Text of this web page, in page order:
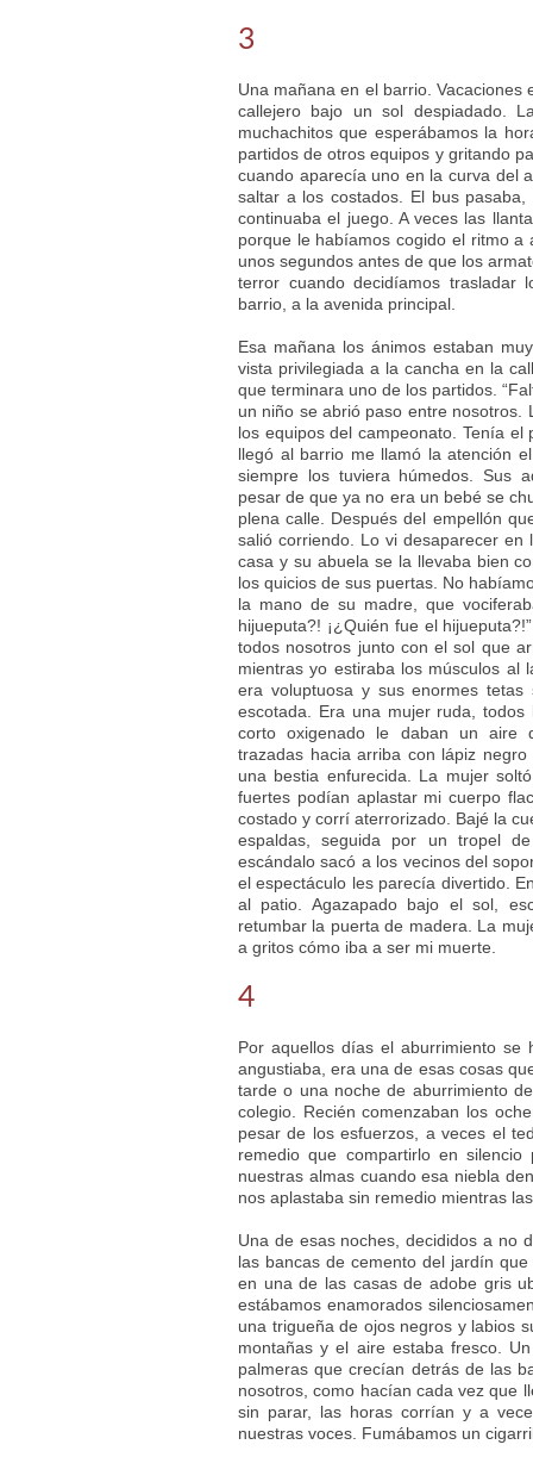
3
Una mañana en el barrio.
callejero bajo un sol despiadado.
muchachitos que esperábamos la
partidos de otros equipos y gritando
cuando aparecía uno en la curva del
saltar a los costados. El bus
continuaba el juego. A veces las
porque le habíamos cogido el ritmo
unos segundos antes de que los
terror cuando decidíamos trasladar
barrio, a la avenida principal.
Esa mañana los ánimos estaban
vista privilegiada a la cancha en la
que terminara uno de los partidos.
un niño se abrió paso entre
los equipos del campeonato. Tenía
llegó al barrio me llamó la atención
siempre los tuviera húmedos. Sus
pesar de que ya no era un bebé se
plena calle. Después del empellón
salió corriendo. Lo vi desaparecer
casa y su abuela se la llevaba bien
los quicios de sus puertas. No
la mano de su madre, que
hijueputa?! ¡¿Quién fue el
todos nosotros junto con el sol que
mientras yo estiraba los músculos
era voluptuosa y sus enormes
escotada. Era una mujer ruda,
corto oxigenado le daban un aire
trazadas hacia arriba con lápiz
una bestia enfurecida. La mujer
fuertes podían aplastar mi cuerpo
costado y corrí aterrorizado. Bajé la
espaldas, seguida por un tropel
escándalo sacó a los vecinos del
el espectáculo les parecía divertido.
al patio. Agazapado bajo el sol,
retumbar la puerta de madera. La
a gritos cómo iba a ser mi muerte.
4
Por aquellos días el aburrimiento se
angustiaba, era una de esas cosas
tarde o una noche de aburrimiento
colegio. Recién comenzaban los
pesar de los esfuerzos, a veces el
remedio que compartirlo en
nuestras almas cuando esa niebla
nos aplastaba sin remedio mientras
Una de esas noches, decididos a no
las bancas de cemento del jardín
en una de las casas de adobe gris
estábamos enamorados
una trigueña de ojos negros y labios
montañas y el aire estaba fresco.
palmeras que crecían detrás de las
nosotros, como hacían cada vez que
sin parar, las horas corrían y a
nuestras voces. Fumábamos un